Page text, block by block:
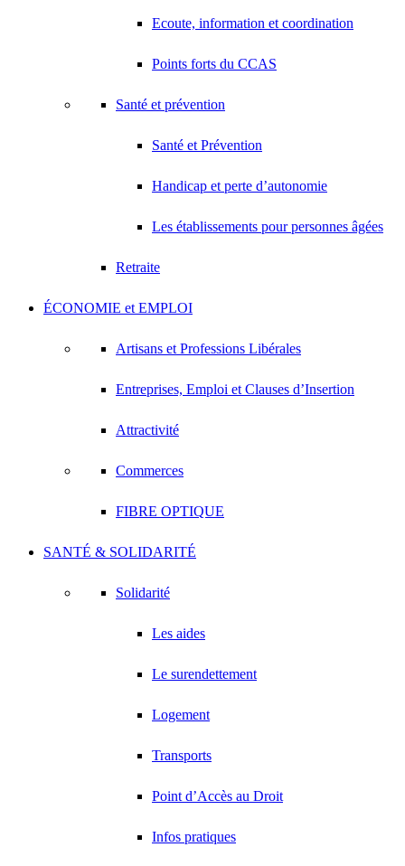
Ecoute, information et coordination
Points forts du CCAS
Santé et prévention
Santé et Prévention
Handicap et perte d’autonomie
Les établissements pour personnes âgées
Retraite
ÉCONOMIE et EMPLOI
Artisans et Professions Libérales
Entreprises, Emploi et Clauses d’Insertion
Attractivité
Commerces
FIBRE OPTIQUE
SANTÉ & SOLIDARITÉ
Solidarité
Les aides
Le surendettement
Logement
Transports
Point d’Accès au Droit
Infos pratiques